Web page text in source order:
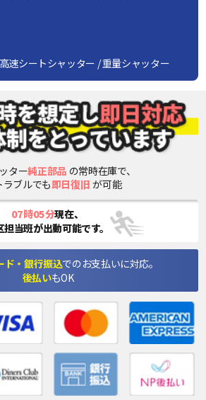
速シートシャッター / 重量シャッター
ター純正部品 の常時在庫で、
ラブルでも即日復旧 が可能
07時05分現在、
担当班が出動可能です。
ド・銀行振込でのお支払いに対応。
後払いもOK